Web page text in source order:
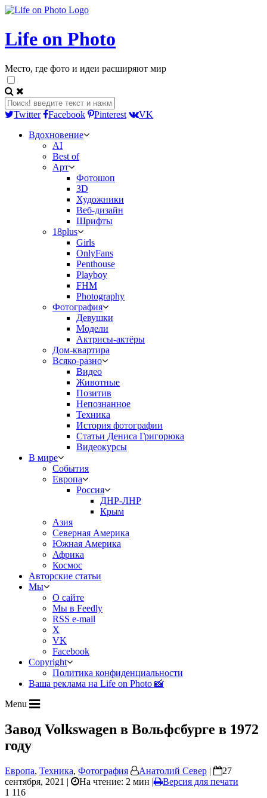
Life on Photo
Место, где фото и идеи расширяют мир
Twitter Facebook Pinterest
VK
Вдохновение
AI
Best of
Арт
Фотошоп
3D
Художники
Веб-дизайн
Шрифты
18plus
Girls
OnlyFans
Penthouse
Playboy
FHM
Photography
Фотография
Девушки
Модели
Актрисы-актёры
Дом-квартира
Всяко-разно
Видео
Животные
Позитив
Непознанное
Техника
История фотографии
Статьи Дениса Григорюка
Видеокурсы
В мире
События
Европа
Россия
ДНР-ЛНР
Крым
Азия
Северная Америка
Южная Америка
Африка
Космос
Авторские статьи
Мы
О сайте
Мы в Feedly
RSS e-mail
X
VK
Facebook
Copyright
Политика конфиденциальности
Ваша реклама на Life on Photo 📸
Menu
Завод Volkswagen в Вольфсбурге в 1972
году
Европа, Техника, Фотография Анатолий Север |
27
сентября, 2021 |
На чтение: 2 мин |
Версия для печати
1 116